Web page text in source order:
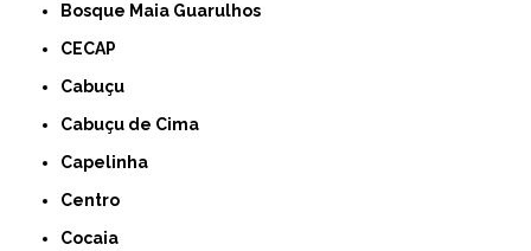
Bosque Maia Guarulhos
CECAP
Cabuçu
Cabuçu de Cima
Capelinha
Centro
Cocaia